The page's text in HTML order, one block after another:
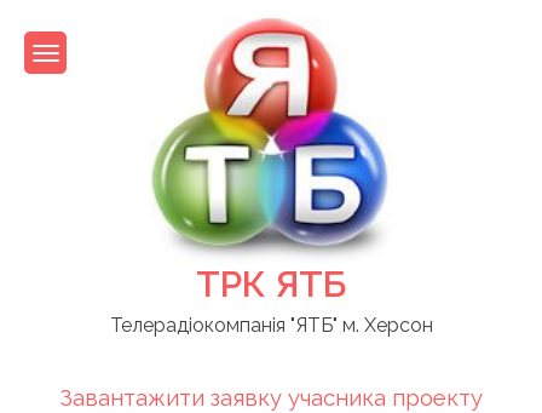
content
ТРК ЯТБ
Телерадіокомпанія "ЯТБ" м. Херсон
Завантажити заявку учасника проекту